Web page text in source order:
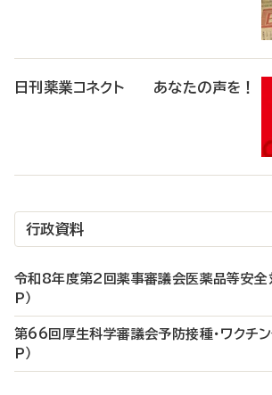
日刊薬業コネクト あなたの声を！
行政資料
令和8年度第2回薬事審議会医薬品等安全
P）
第66回厚生科学審議会予防接種・ワクチン
P）